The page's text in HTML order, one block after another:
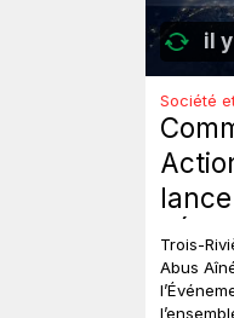
il
Société
Trois-
Abus